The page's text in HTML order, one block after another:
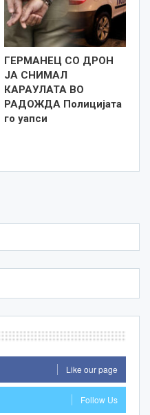
ГЕРМАНЕЦ СО ДРОН
ЈА СНИМАЛ
КАРАУЛАТА ВО
РАДОЖДА Полицијата
го уапси
Like our page
Follow Us